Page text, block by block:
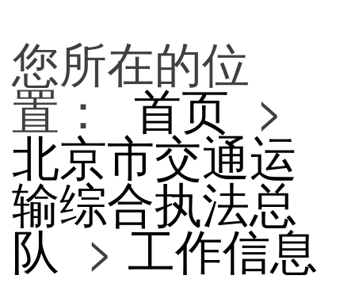
您所在的位
置：首页>
北京市交通运
输综合执法总
队>工作信息